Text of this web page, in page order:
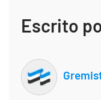
Escrito